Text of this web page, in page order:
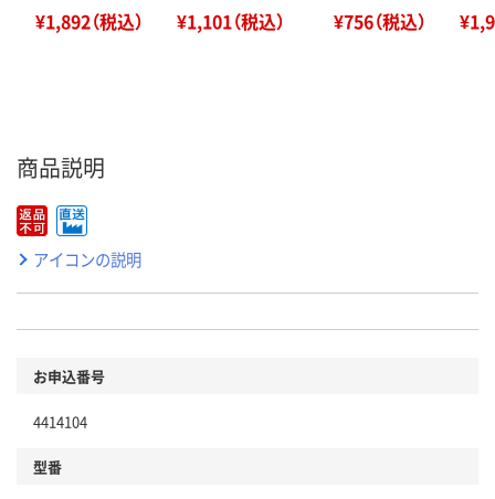
¥1,892（税込） ¥1,101（税込） ¥756（税込）
商品説明
アイコンの説明
お申込番号
4414104
型番